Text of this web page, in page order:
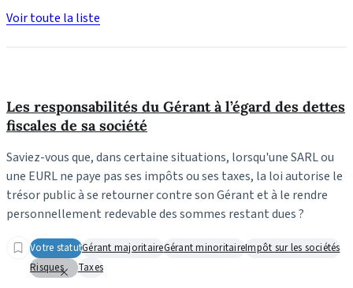
Les responsabilités du Gérant à l’égard des dettes
fiscales de sa société
Saviez-vous que, dans certaine situations, lorsqu'une SARL ou
une EURL ne paye pas ses impôts ou ses taxes, la loi autorise le
trésor public à se retourner contre son Gérant et à le rendre
personnellement redevable des sommes restant dues ?
Votre statutGérant majoritaireGérant minoritaireImpôt sur les sociétés
Risques
Taxes
Voir toute la liste